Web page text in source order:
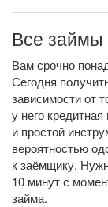
Все займы
Вам срочно
Сегодня
зависимости от
у него
и простой
вероятностью
к заёмщику.
10 минут с
займа.